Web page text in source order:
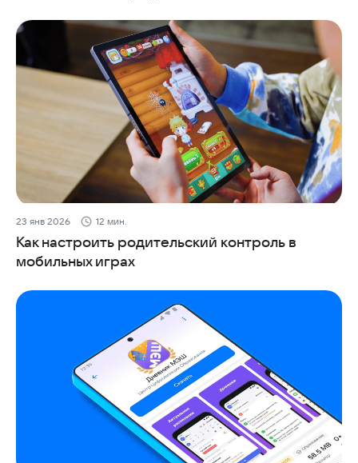
23 янв 2026 12 мин.
Как настроить родительский контроль в
мобильных играх